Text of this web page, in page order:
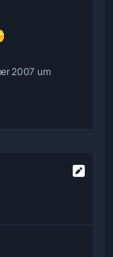
2007 um